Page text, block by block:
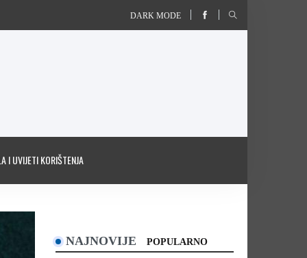
DARK MODE
I UVIJETI KORIŠTENJA
NAJNOVIJE POPULARNO